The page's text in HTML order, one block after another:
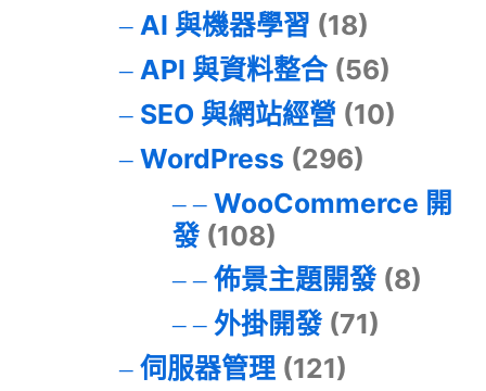
AI 與機器學習 (18)
API 與資料整合(56)
SEO 與網站經營 (10)
WordPress (296)
WooCommerce 開
發(108)
佈景主題開發(8)
外掛開發(71)
伺服器管理(121)